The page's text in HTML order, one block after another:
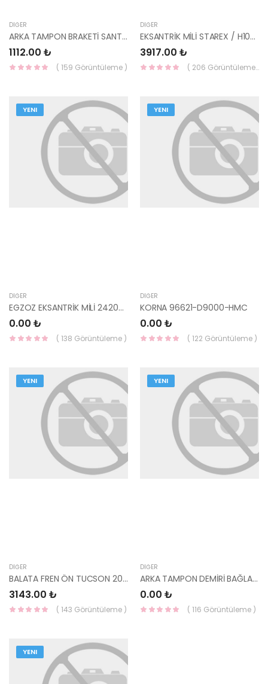
DIĞER
ARKA TAMPON BRAKETİ SANTAFE 86618-26800-YS
1112.00 ₺
( 159 Görüntüleme )
DIĞER
EKSANTRİK MİLİ STAREX / H100 / H100 KMY 24110-42200-YS
3917.00 ₺
( 206 Görüntüleme )
YENI
DIĞER
EGZOZ EKSANTRİK MİLİ 24200-2B860-HMC
0.00 ₺
( 138 Görüntüleme )
YENI
DIĞER
KORNA 96621-D9000-HMC
0.00 ₺
( 122 Görüntüleme )
YENI
DIĞER
BALATA FREN ÖN TUCSON 2015- 58101-D7A10-VALEO / DELPHİ
3143.00 ₺
( 143 Görüntüleme )
YENI
DIĞER
ARKA TAMPON DEMİRİ BAĞLANTI AYAĞI SAĞ 86642-G2010-HMC
0.00 ₺
( 116 Görüntüleme )
YENI